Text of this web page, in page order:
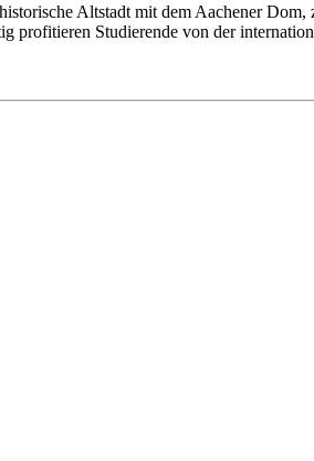
Altstadt mit dem Aachener
profitieren Studierende von der